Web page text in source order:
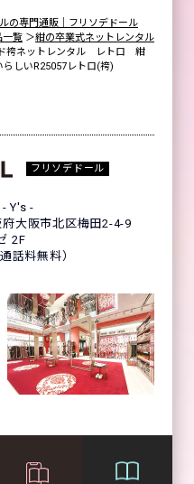
の専門通販｜フリソデドール
一覧 ＞紺の卒業式ネットレンタル
袴ネットレンタル レトロ 紺
いR25057レトロ(袴)
フリソデドール
Y's -
大阪市北区梅田2-4-9
2F
話料無料）